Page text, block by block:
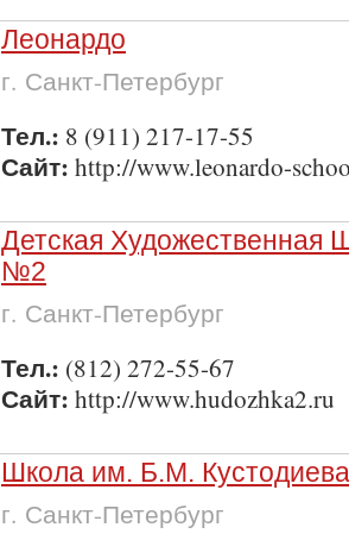
Леонардо
г. Санкт-Петербург
Тел.: 8 (911) 217-17-55
Сайт: http://www.leonardo-
Детская Художественная
№2
г. Санкт-Петербург
Тел.: (812) 272-55-67
Сайт: http://www.hudozhka2.ru
Школа им. Б.М. Кустодиева
г. Санкт-Петербург